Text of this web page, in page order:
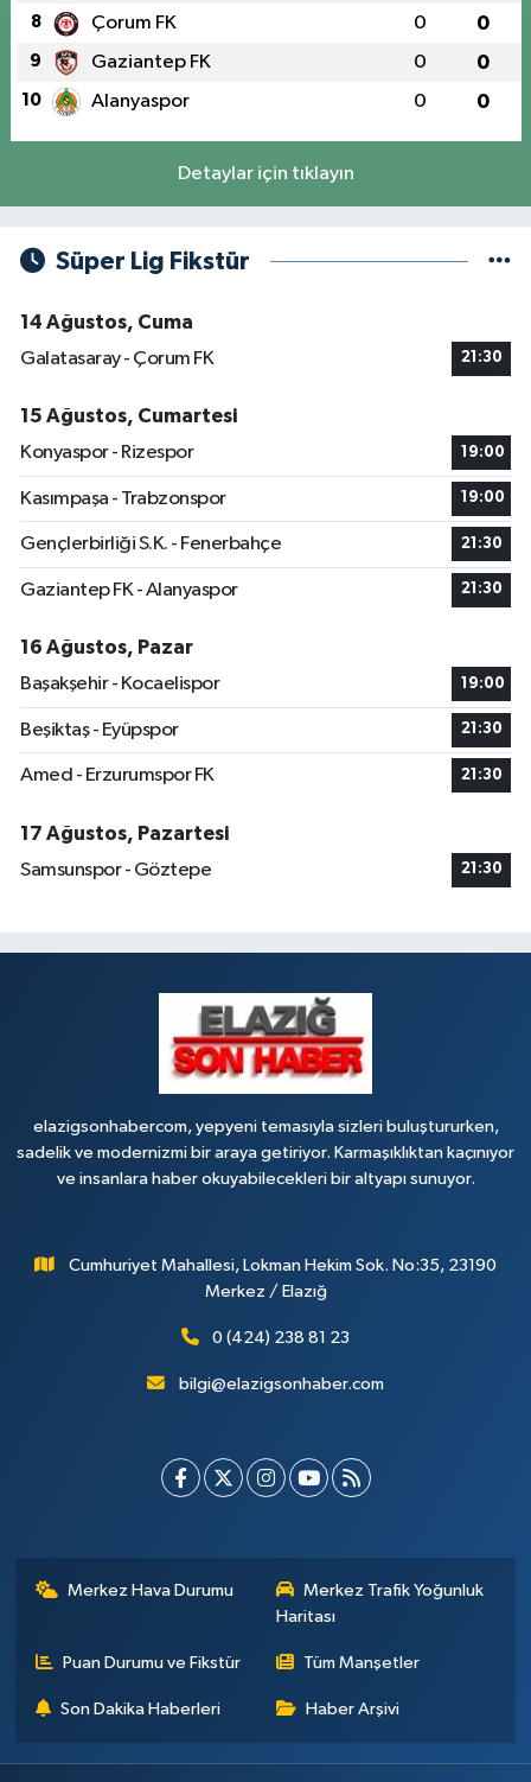
8 Çorum FK 0 0
9 Gaziantep FK 0 0
10 Alanyaspor 0 0
Detaylar için tıklayın
Süper Lig Fikstür
14 Ağustos, Cuma
Galatasaray - Çorum FK
21:30
15 Ağustos, Cumartesi
Konyaspor - Rizespor
19:00
Kasımpaşa - Trabzonspor 19:00
Gençlerbirliği S.K. - Fenerbahçe 21:30
Gaziantep FK - Alanyaspor 21:30
16 Ağustos, Pazar
Başakşehir - Kocaelispor
19:00
Beşiktaş - Eyüpspor 21:30
Amed - Erzurumspor FK 21:30
17 Ağustos, Pazartesi
Samsunspor - Göztepe
21:30
elazigsonhabercom, yepyeni temasıyla sizleri buluştururken,
sadelik ve modernizmi bir araya getiriyor. Karmaşıklıktan kaçınıyor
ve insanlara haber okuyabilecekleri bir altyapı sunuyor.
Cumhuriyet Mahallesi, Lokman Hekim Sok. No:35, 23190
Merkez / Elazığ
0 (424) 238 81 23
bilgi@elazigsonhaber.com
Merkez Hava Durumu
Merkez Trafik Yoğunluk
Haritası
Puan Durumu ve Fikstür Tüm Manşetler
Son Dakika Haberleri Haber Arşivi